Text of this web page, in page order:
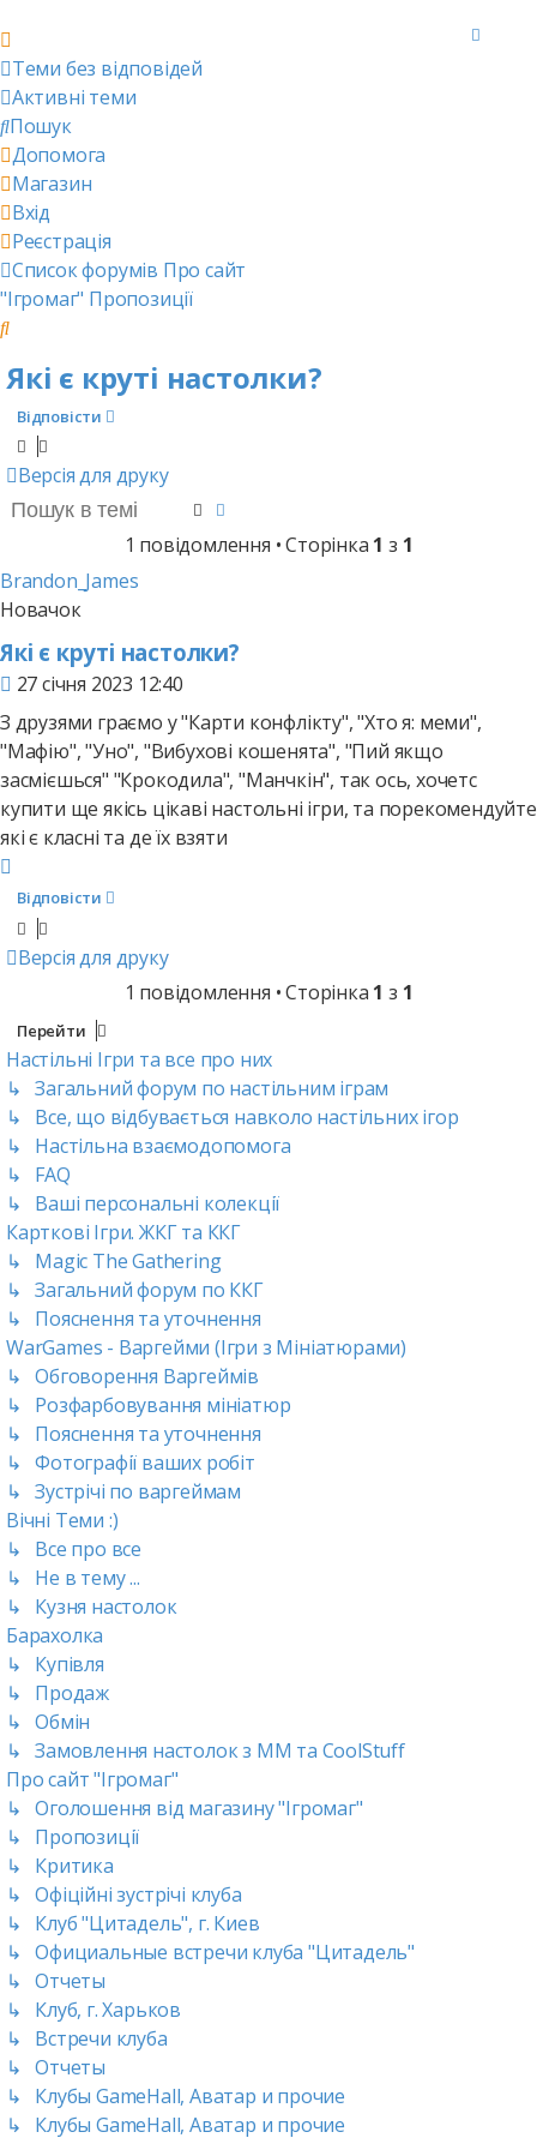
Теми без відповідей
Активні теми
Пошук
Допомога
Магазин
Вхід
Реєстрація
Список форумів Про сайт
"Ігромаг" Пропозиції
Пошук
Які є круті настолки?
Відповісти
Версія для друку
ПошукРозширений пошук
1 повідомлення • Сторінка 1 з 1
Brandon_James
Новачок
Які є круті настолки?
Повідомлення
27 січня 2023 12:40
З друзями граємо у "Карти конфлікту", "Хто я: меми",
"Мафію", "Уно", "Вибухові кошенята", "Пий якщо
засмієшься" "Крокодила", "Манчкін", так ось, хочетс
купити ще якісь цікаві настольні ігри, та порекомендуйте
які є класні та де їх взяти
Відповісти
Версія для друку
1 повідомлення • Сторінка 1 з 1
Перейти
Настільні Ігри та все про них
↳ Загальний форум по настільним іграм
↳ Все, що відбувається навколо настільних ігор
↳ Настільна взаємодопомога
↳ FAQ
↳ Ваші персональні колекції
Карткові Ігри. ЖКГ та ККГ
↳ Magic The Gathering
↳ Загальний форум по ККГ
↳ Пояснення та уточнення
WarGames - Варгейми (Ігри з Мініатюрами)
↳ Обговорення Варгеймів
↳ Розфарбовування мініатюр
↳ Пояснення та уточнення
↳ Фотографії ваших робіт
↳ Зустрічі по варгеймам
Вічні Теми :)
↳ Все про все
↳ Не в тему ...
↳ Кузня настолок
Барахолка
↳ Купівля
↳ Продаж
↳ Обмін
↳ Замовлення настолок з ММ та CoolStuff
Про сайт "Ігромаг"
↳ Оголошення від магазину "Ігромаг"
↳ Пропозиції
↳ Критика
↳ Офіційні зустрічі клуба
↳ Клуб "Цитадель", г. Киев
↳ Официальные встречи клуба "Цитадель"
↳ Отчеты
↳ Клуб, г. Харьков
↳ Встречи клуба
↳ Отчеты
↳ Клубы GameHall, Аватар и прочие
↳ Клубы GameHall, Аватар и прочие